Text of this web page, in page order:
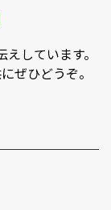
えしています。
ぜひどうぞ。